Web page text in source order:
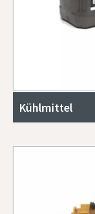
Kühlmittel